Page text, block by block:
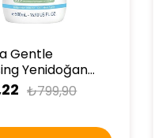
Gentle
Yenidoğan
500 ml
₺799,90